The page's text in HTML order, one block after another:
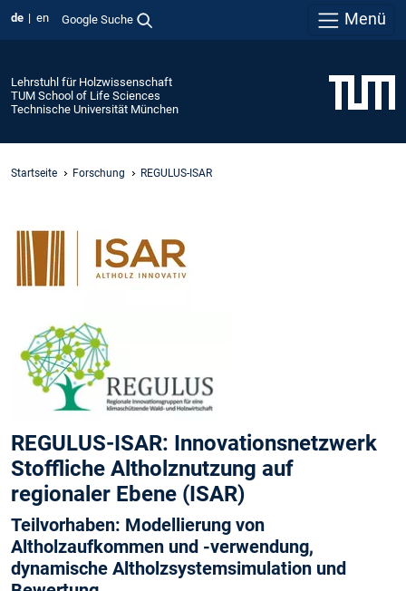
de en Google Suche Menü
Lehrstuhl für Holzwissenschaft
TUM School of Life Sciences
Technische Universität München
Startseite Forschung REGULUS-ISAR
REGULUS-ISAR: Innovationsnetzwerk
Stoffliche Altholznutzung auf
regionaler Ebene (ISAR)
Teilvorhaben: Modellierung von
Altholzaufkommen und -verwendung,
dynamische Altholzsystemsimulation und